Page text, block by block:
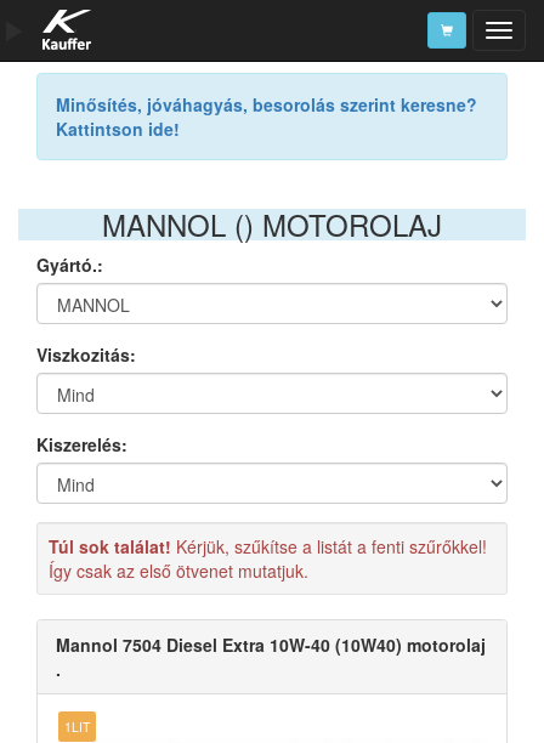
Szerszámkatalógus
Minősítés, jóváhagyás, besorolás szerint keresne?
Kattintson ide!
MANNOL () MOTOROLAJ
Gyártó.:
Viszkozitás:
Kiszerelés:
Túl sok találat! Kérjük, szűkítse a listát a fenti szűrőkkel!
Így csak az első ötvenet mutatjuk.
Mannol 7504 Diesel Extra 10W-40 (10W40) motorolaj
.
1LIT